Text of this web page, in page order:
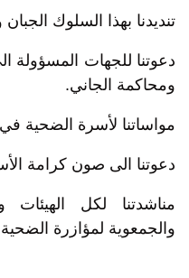
تنديدنا بهذا السلوك
دعوتنا للجهات المسؤولة
ومحاكمة الجاني.
مواساتنا لأسرة الضحية
دعوتنا الى صون كرامة
مناشدتنا لكل الهيئات
والجمعوية لمؤازرة